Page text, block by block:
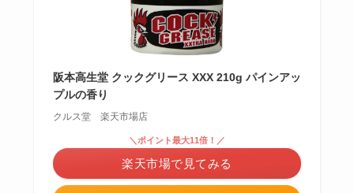
阪本高生堂 クックグリース XXX 210g パインアッ
プルの香り
クルス堂 楽天市場店
＼ポイント最大11倍！／
楽天市場で見てみる